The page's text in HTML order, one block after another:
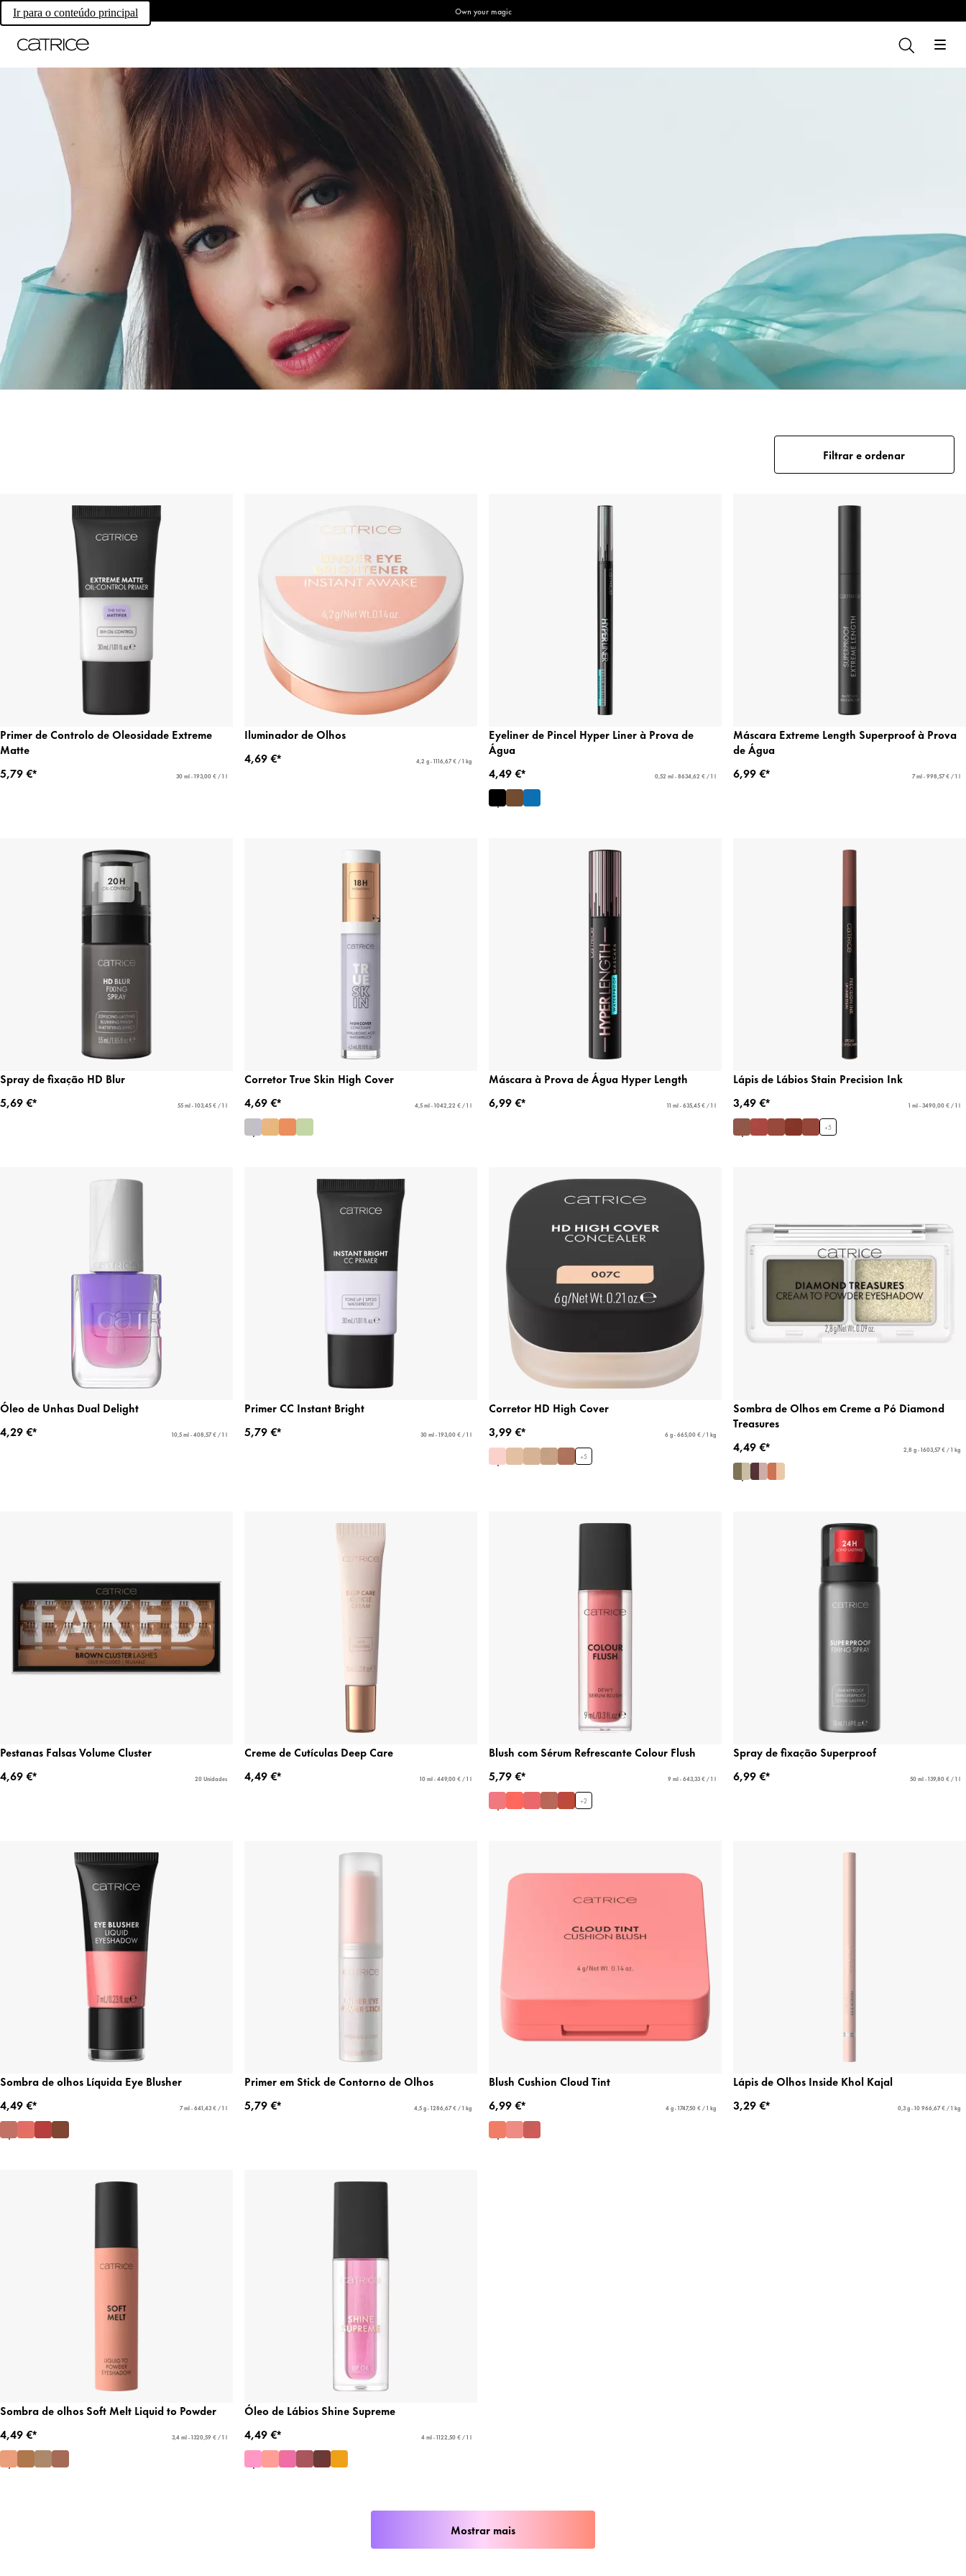
Ir para o conteúdo principal Own your magic
Filtrar e ordenar
Primer de Controlo de Oleosidade Extreme
Matte
5,79 €*
30 ml - 193,00 € / 1 l
Iluminador de Olhos
4,69 €*
4,2 g - 1116,67 € / 1 kg
Eyeliner de Pincel Hyper Liner à Prova de
Água
4,49 €*
0,52 ml - 8634,62 € / 1 l
Máscara Extreme Length Superproof à Prova
de Água
6,99 €*
7 ml - 998,57 € / 1 l
Spray de fixação HD Blur
5,69 €*
55 ml - 103,45 € / 1 l
Corretor True Skin High Cover
4,69 €*
4,5 ml - 1042,22 € / 1 l
Máscara à Prova de Água Hyper Length
6,99 €*
11 ml - 635,45 € / 1 l
Lápis de Lábios Stain Precision Ink
3,49 €*
1 ml - 3490,00 € / 1 l
+5
Óleo de Unhas Dual Delight
4,29 €*
10,5 ml - 408,57 € / 1 l
Primer CC Instant Bright
5,79 €*
30 ml - 193,00 € / 1 l
Corretor HD High Cover
3,99 €*
6 g - 665,00 € / 1 kg
+5
Sombra de Olhos em Creme a Pó Diamond
Treasures
4,49 €*
2,8 g - 1603,57 € / 1 kg
Pestanas Falsas Volume Cluster
4,69 €*
20 Unidades
Creme de Cutículas Deep Care
4,49 €*
10 ml - 449,00 € / 1 l
Blush com Sérum Refrescante Colour Flush
5,79 €*
9 ml - 643,33 € / 1 l
+2
Spray de fixação Superproof
6,99 €*
50 ml - 139,80 € / 1 l
Sombra de olhos Líquida Eye Blusher
4,49 €*
7 ml - 641,43 € / 1 l
Primer em Stick de Contorno de Olhos
5,79 €*
4,5 g - 1286,67 € / 1 kg
Blush Cushion Cloud Tint
6,99 €*
4 g - 1747,50 € / 1 kg
Lápis de Olhos Inside Khol Kajal
3,29 €*
0,3 g - 10 966,67 € / 1 kg
Sombra de olhos Soft Melt Liquid to Powder
4,49 €*
3,4 ml - 1320,59 € / 1 l
Óleo de Lábios Shine Supreme
4,49 €*
4 ml - 1122,50 € / 1 l
Mostrar mais